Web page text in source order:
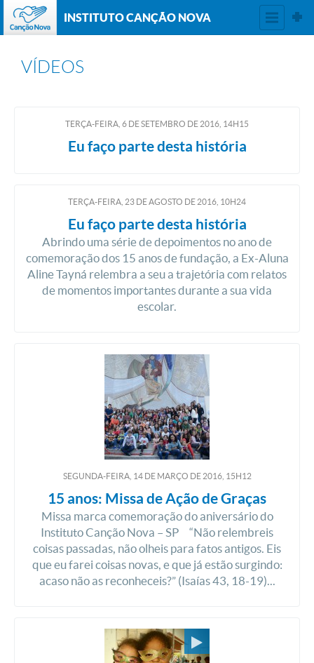
INSTITUTO CANÇÃO NOVA
VÍDEOS
TERÇA-FEIRA, 6 DESETEMBRO DE 2016, 14H15
Eu faço parte desta história
TERÇA-FEIRA, 23 DEAGOSTO DE 2016, 10H24
Eu faço parte desta história
Abrindo uma série de depoimentos no ano de
comemoração dos 15 anos de fundação, a Ex-Aluna
Aline Tayná relembra a seu a trajetória com relatos
de momentos importantes durante a sua vida
escolar.
SEGUNDA-FEIRA, 14DEMARÇO DE2016, 15H12
15 anos: Missa de Ação de Graças
Missa marca comemoração do aniversário do
Instituto Canção Nova – SP “Não relembreis
coisas passadas, não olheis para fatos antigos. Eis
que eu farei coisas novas, e que já estão surgindo:
acaso não as reconheceis?” (Isaías 43, 18-19)...